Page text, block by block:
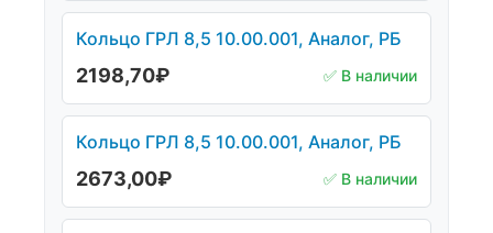
Кольцо ГРЛ 8,5 10.00.001, Аналог, РБ
2198,70₽ ✅ В наличии
Кольцо ГРЛ 8,5 10.00.001, Аналог, РБ
2673,00₽ ✅ В наличии